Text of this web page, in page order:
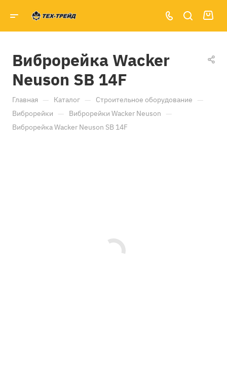
Виброрейка Wacker
Neuson SB 14F
Главная — Каталог — Строительное оборудование —
Виброрейки — Виброрейки Wacker Neuson —
Виброрейка Wacker Neuson SB 14F